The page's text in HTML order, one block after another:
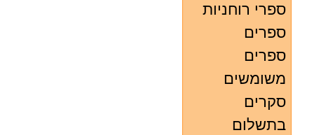
ספרי רוחניות
ספרים
ספרים
משומשים
סקרים
בתשלום